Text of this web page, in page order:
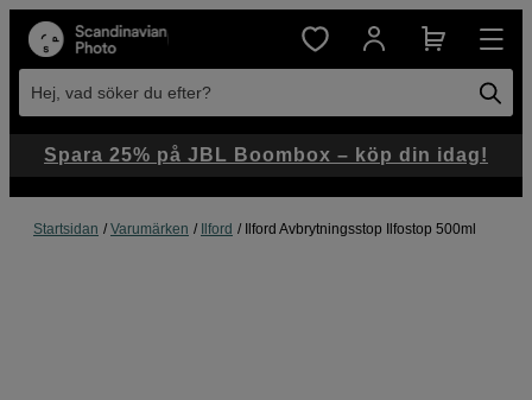
Hej, vad söker du efter?
Startsidan Varumärken Ilford Ilford Avbrytningsstop Ilfostop 500ml
Spara 25% på JBL Boombox – köp din idag!